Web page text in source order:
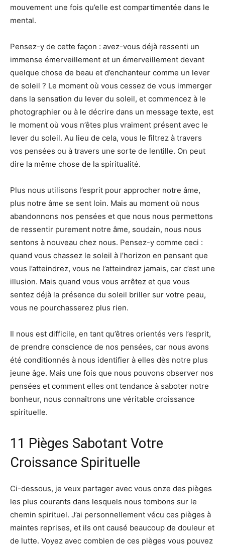
mouvement une fois qu’elle est compartimentée dans le
mental.
Pensez-y de cette façon : avez-vous déjà ressenti un
immense émerveillement et un émerveillement devant
quelque chose de beau et d’enchanteur comme un lever
de soleil ? Le moment où vous cessez de vous immerger
dans la sensation du lever du soleil, et commencez à le
photographier ou à le décrire dans un message texte, est
le moment où vous n’êtes plus vraiment présent avec le
lever du soleil. Au lieu de cela, vous le filtrez à travers
vos pensées ou à travers une sorte de lentille. On peut
dire la même chose de la spiritualité.
Plus nous utilisons l’esprit pour approcher notre âme,
plus notre âme se sent loin. Mais au moment où nous
abandonnons nos pensées et que nous nous permettons
de ressentir purement notre âme, soudain, nous nous
sentons à nouveau chez nous. Pensez-y comme ceci :
quand vous chassez le soleil à l’horizon en pensant que
vous l’atteindrez, vous ne l’atteindrez jamais, car c’est une
illusion. Mais quand vous vous arrêtez et que vous
sentez déjà la présence du soleil briller sur votre peau,
vous ne pourchasserez plus rien.
Il nous est difficile, en tant qu’êtres orientés vers l’esprit,
de prendre conscience de nos pensées, car nous avons
été conditionnés à nous identifier à elles dès notre plus
jeune âge. Mais une fois que nous pouvons observer nos
pensées et comment elles ont tendance à saboter notre
bonheur, nous connaîtrons une véritable croissance
spirituelle.
11 Pièges Sabotant Votre
Croissance Spirituelle
Ci-dessous, je veux partager avec vous onze des pièges
les plus courants dans lesquels nous tombons sur le
chemin spirituel. J’ai personnellement vécu ces pièges à
maintes reprises, et ils ont causé beaucoup de douleur et
de lutte. Voyez avec combien de ces pièges vous pouvez